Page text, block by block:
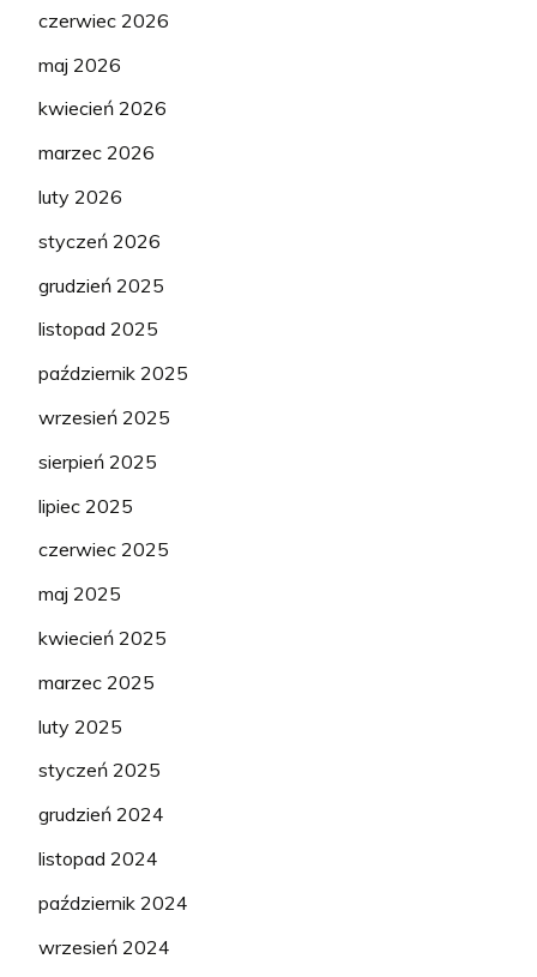
czerwiec 2026
maj 2026
kwiecień 2026
marzec 2026
luty 2026
styczeń 2026
grudzień 2025
listopad 2025
październik 2025
wrzesień 2025
sierpień 2025
lipiec 2025
czerwiec 2025
maj 2025
kwiecień 2025
marzec 2025
luty 2025
styczeń 2025
grudzień 2024
listopad 2024
październik 2024
wrzesień 2024